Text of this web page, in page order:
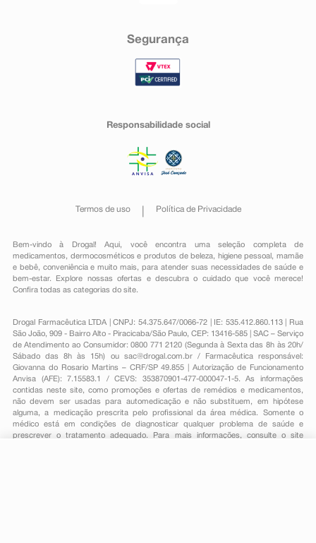
Segurança
Responsabilidade social
Termos de uso Política de Privacidade
Bem-vindo à Drogal! Aqui, você encontra uma seleção completa de
medicamentos , dermocosméticos e produtos de beleza, higiene pessoal ,mamãe
e bebê, conveniênciae muito mais, para atender suas necessidades de saúde e
bem-estar. Explore nossas ofertas e descubra o cuidado que você merece!
Confira todas as categorias do site.
Drogal Farmacêutica LTDA | CNPJ: 54.375.647/0066-72 | IE: 535.412.860.113 | Rua
São João, 909 - Bairro Alto - Piracicaba/São Paulo, CEP: 13416-585 | SAC – Serviço
de Atendimento ao Consumidor: 0800 771 2120 (Segunda à Sexta das 8h às 20h/
Sábado das 8h às 15h) ou sac@drogal.com.br/ Farmacêutica responsável:
Giovanna do Rosario Martins – CRF/SP 49.855 | Autorização de Funcionamento
Anvisa (AFE): 7.15583.1 / CEVS: 353870901-477-000047-1-5. As informações
contidas neste site, como promoções e ofertas de remédios e medicamentos,
não devem ser usadas para automedicação e não substituem, em hipótese
alguma, a medicação prescrita pelo profissional da área médica. Somente o
médico está em condições de diagnosticar qualquer problema de saúde e
prescrever o tratamento adequado. Para mais informações, consulte o site